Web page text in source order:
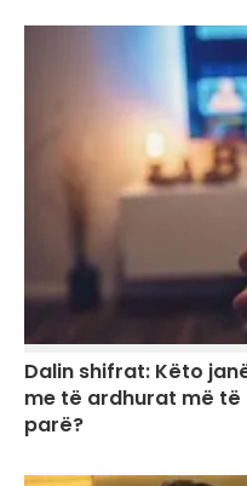
Dalin shifrat: Këto
me të ardhurat më të
parë?